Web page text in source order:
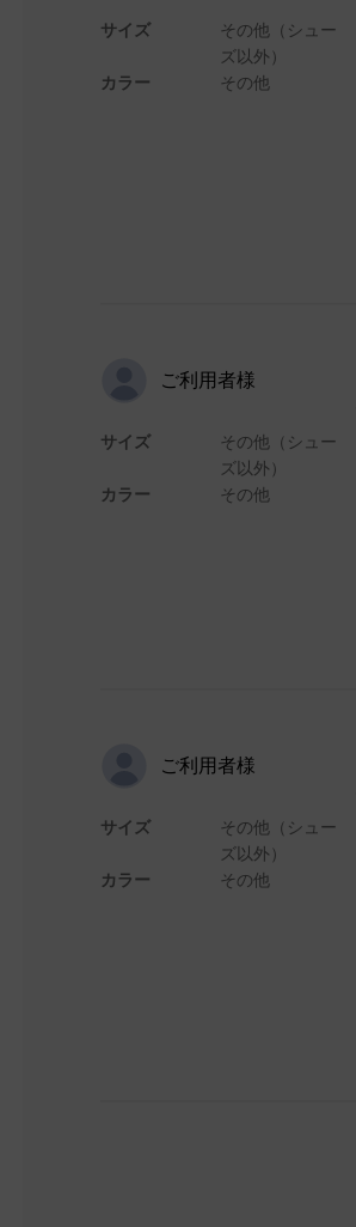
サイズ
カラー
その他（シュー
ズ以外）
その他
ご利用者様
サイズ
カラー
その他（シュー
ズ以外）
その他
ご利用者様
サイズ
カラー
その他（シュー
ズ以外）
その他